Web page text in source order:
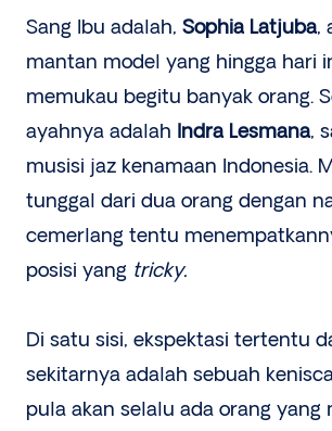
Sang Ibu adalah, Sophia Latjuba,
mantan model yang hingga hari
memukau begitu banyak orang.
ayahnya adalah Indra Lesmana,
musisi jaz kenamaan Indonesia.
tunggal dari dua orang dengan
cemerlang tentu
posisi yang tricky.
Di satu sisi, ekspektasi tertentu
sekitarnya adalah sebuah
pula akan selalu ada orang yang